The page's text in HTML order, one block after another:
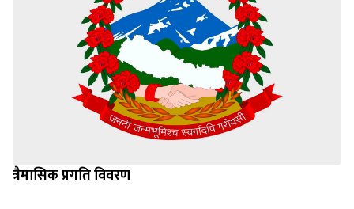
त्रैमासिक प्रगति विवरण